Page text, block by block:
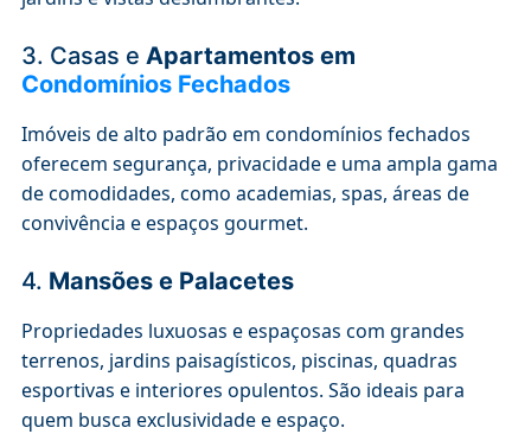
3. Casas e Apartamentos em
Condomínios Fechados
Imóveis de alto padrão em condomínios fechados
oferecem segurança, privacidade e uma ampla gama
de comodidades, como academias, spas, áreas de
convivência e espaços gourmet.
4. Mansões e Palacetes
Propriedades luxuosas e espaçosas com grandes
terrenos, jardins paisagísticos, piscinas, quadras
esportivas e interiores opulentos. São ideais para
quem busca exclusividade e espaço.